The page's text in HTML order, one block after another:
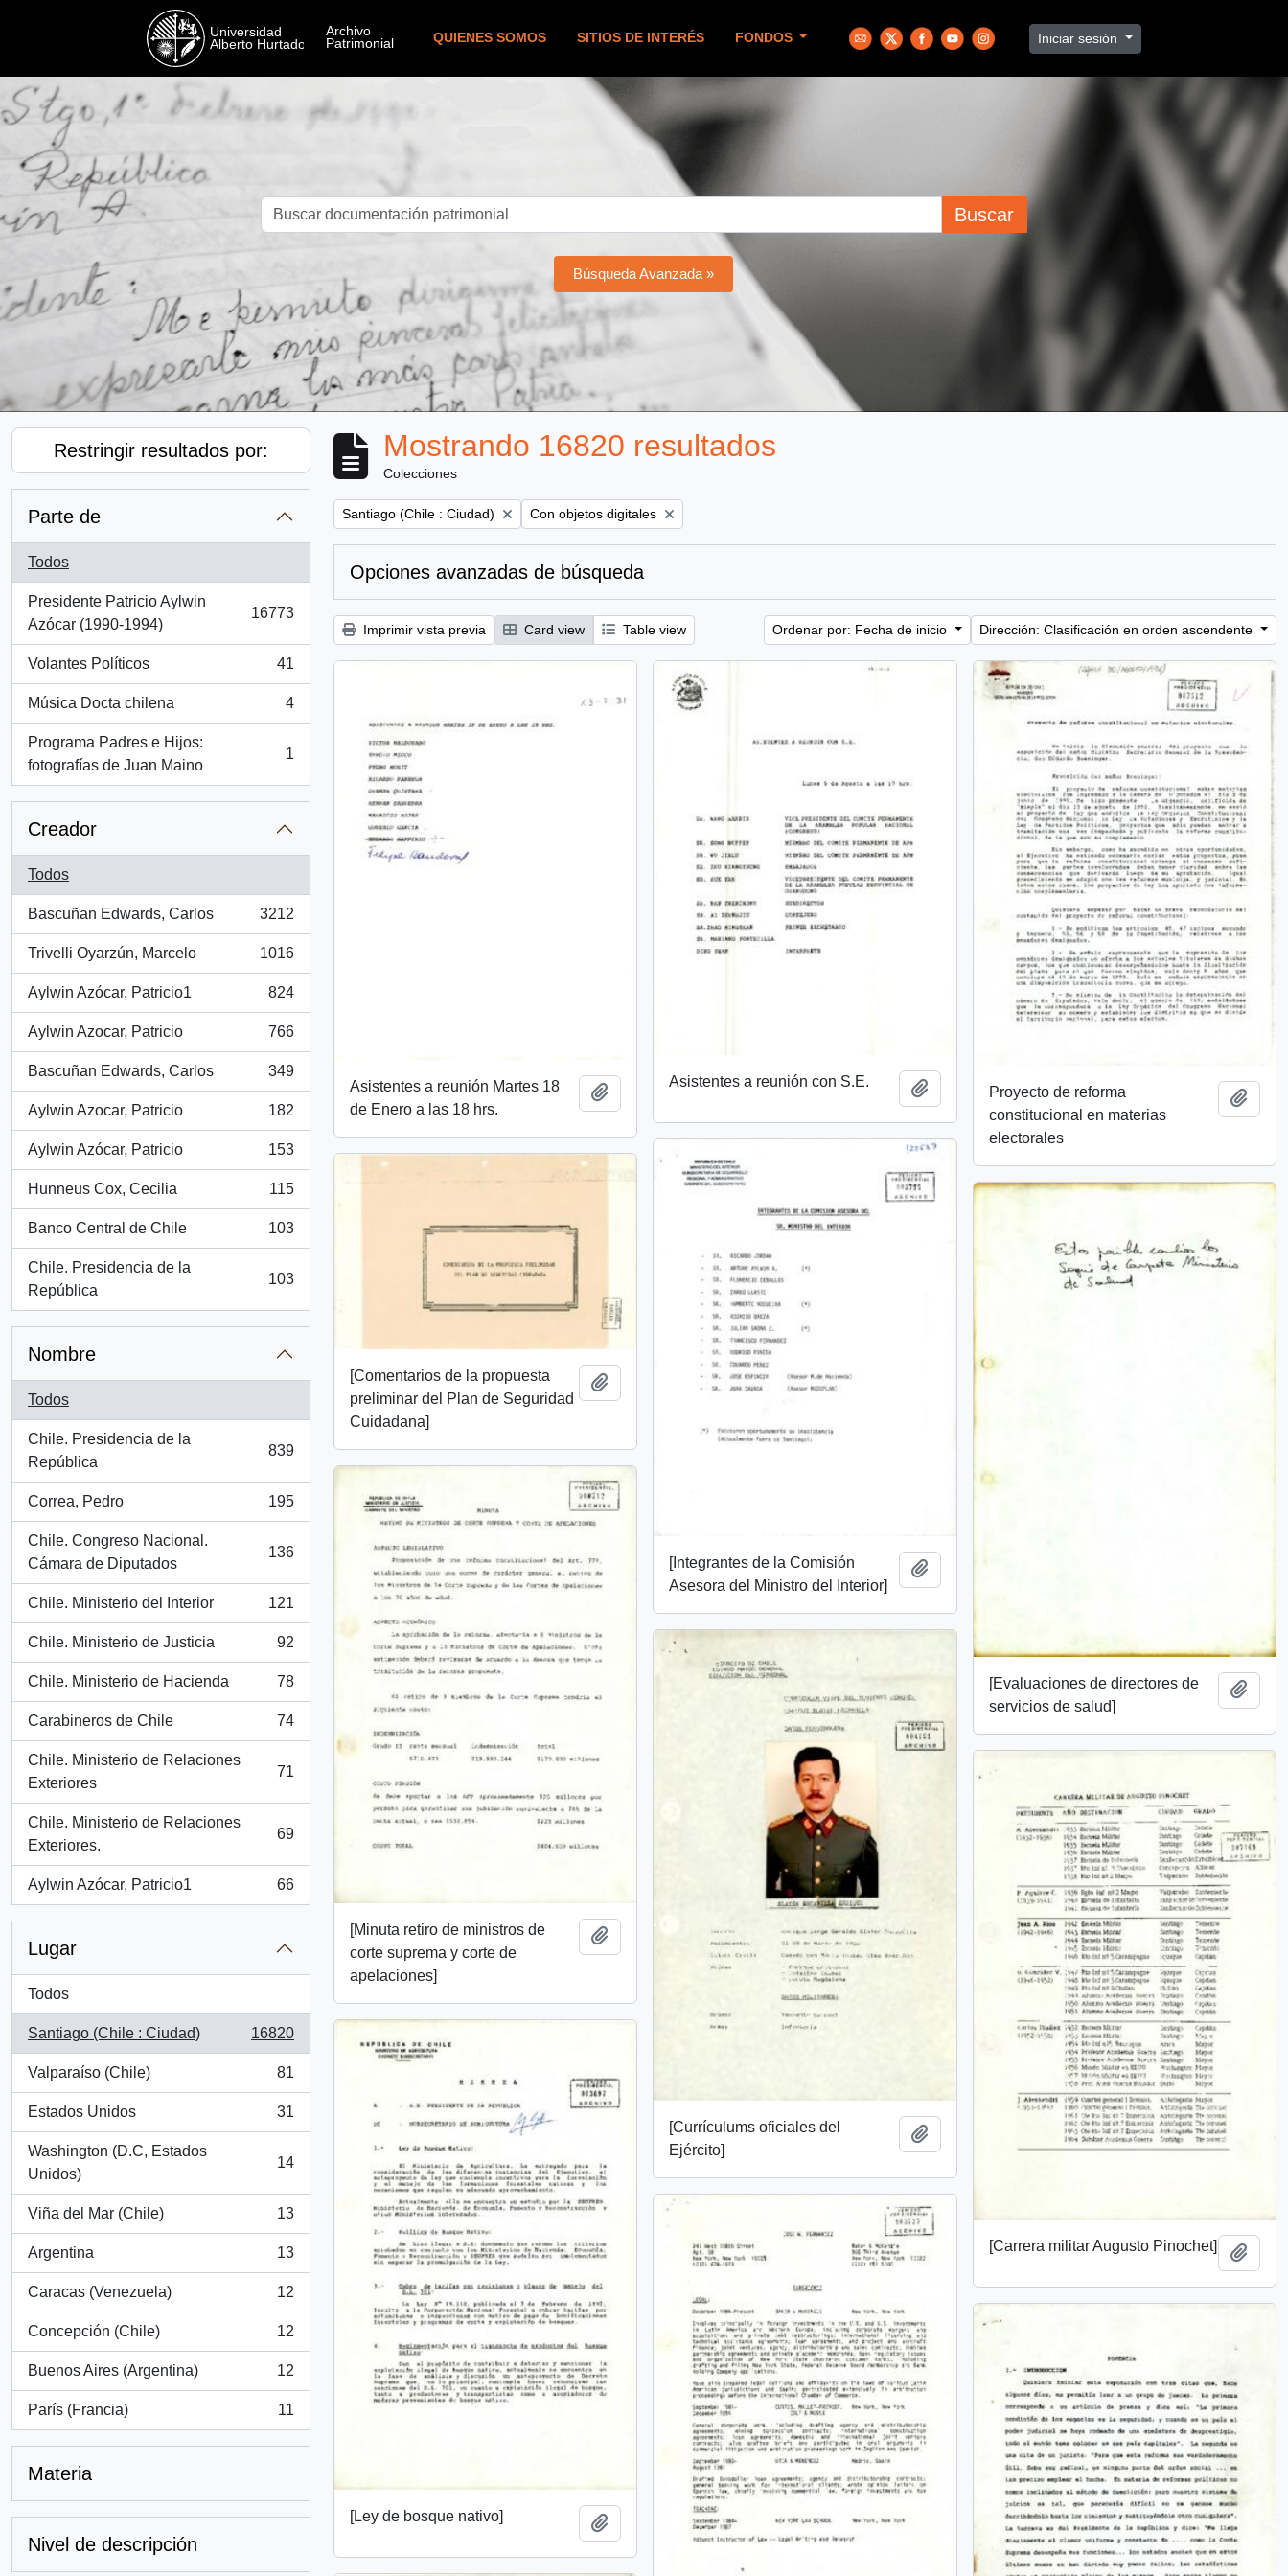
QUIENES SOMOS SITIOS DE INTERÉS FONDOS Iniciar sesión
Buscar
Búsqueda Avanzada »
Restringir resultados por:
Parte de
Todos
Presidente Patricio Aylwin
Azócar (1990-1994)
, 16773 resultados
16773
Volantes Políticos
, 41 resultados
41
Música Docta chilena
, 4 resultados
4
Programa Padres e Hijos:
fotografías de Juan Maino
, 1 resultados
1
Creador
Todos
Bascuñan Edwards, Carlos
, 3212 resultados
3212
Trivelli Oyarzún, Marcelo
, 1016 resultados
1016
Aylwin Azócar, Patricio1
, 824 resultados
824
Aylwin Azocar, Patricio
, 766 resultados
766
Bascuñan Edwards, Carlos
, 349 resultados
349
Aylwin Azocar, Patricio
, 182 resultados
182
Aylwin Azócar, Patricio
, 153 resultados
153
Hunneus Cox, Cecilia
, 115 resultados
115
Banco Central de Chile
, 103 resultados
103
Chile. Presidencia de la
República
, 103 resultados
103
Nombre
Todos
Chile. Presidencia de la
República
, 839 resultados
839
Correa, Pedro
, 195 resultados
195
Chile. Congreso Nacional.
Cámara de Diputados
, 136 resultados
136
Chile. Ministerio del Interior
, 121 resultados
121
Chile. Ministerio de Justicia
, 92 resultados
92
Chile. Ministerio de Hacienda
, 78 resultados
78
Carabineros de Chile
, 74 resultados
74
Chile. Ministerio de Relaciones
Exteriores
, 71 resultados
71
Chile. Ministerio de Relaciones
Exteriores.
, 69 resultados
69
Aylwin Azócar, Patricio1
, 66 resultados
66
Lugar
Todos
Santiago (Chile : Ciudad)
, 16820 resultados
16820
Valparaíso (Chile)
, 81 resultados
81
Estados Unidos
, 31 resultados
31
Washington (D.C, Estados
Unidos)
, 14 resultados
14
Viña del Mar (Chile)
, 13 resultados
13
Argentina
, 13 resultados
13
Caracas (Venezuela)
, 12 resultados
12
Concepción (Chile)
, 12 resultados
12
Buenos Aires (Argentina)
, 12 resultados
12
París (Francia)
, 11 resultados
11
Materia
Nivel de descripción
Mostrando 16820 resultados
Colecciones
Remove filter:
Santiago (Chile : Ciudad) Remove filter:
Con objetos digitales
Opciones avanzadas de búsqueda
Imprimir vista previa Card view Table view Ordenar por: Fecha de inicio Dirección: Clasificación en orden ascendente
Asistentes a reunión Martes 18
de Enero a las 18 hrs.
Añadir al portapapeles
Asistentes a reunión con S.E. Añadir al portapapeles
Proyecto de reforma
constitucional en materias
electorales
[Integrantes de la Comisión
Asesora del Ministro del Interior]
Añadir al portapapeles
[Comentarios de la propuesta
preliminar del Plan de Seguridad
Cuidadana]
Añadir al portapapeles
[Evaluaciones de directores de
servicios de salud]
[Minuta retiro de ministros de
corte suprema y corte de
apelaciones]
Añadir al portapapeles
[Currículums oficiales del
Ejército]
Añadir al portapapeles
[Carrera militar Augusto Pinochet]
[Ley de bosque nativo] Añadir al portapapeles